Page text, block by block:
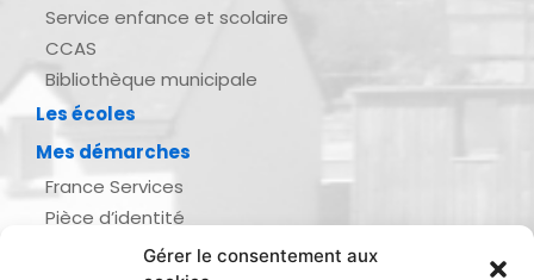
Gérer le consentement aux
Service enfance et scolaire
CCAS
Bibliothèque municipale
Les écoles
Mes démarches
France Services
Pièce d’identité